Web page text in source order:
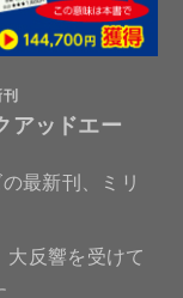
アッドエー
最新刊、ミリ
大反響を受けて